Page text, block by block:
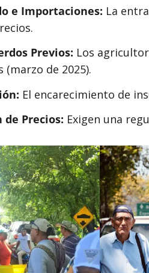
e Importaciones: La
Previos: Los
de 2025).
El encarecimiento de
de Precios: Exigen una